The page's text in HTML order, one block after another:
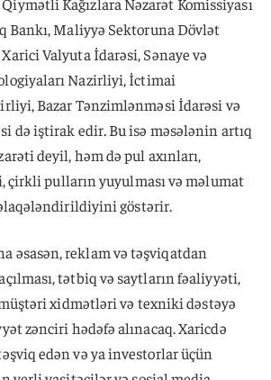
Bankı, Maliyyə Sektoruna Dövlət
Valyuta İdarəsi, Sənaye və
Nazirliyi, İctimai
Bazar Tənzimlənməsi İdarəsi və
də iştirak edir. Bu isə məsələnin artıq
deyil, həm də pul axınları,
pulların yuyulması və məlumat
göstərir.
əsasən, reklam və təşviqatdan
tətbiq və saytların fəaliyyəti,
xidmətləri və texniki dəstəyə
zənciri hədəfə alınacaq. Xaricdə
edən və ya investorlar üçün